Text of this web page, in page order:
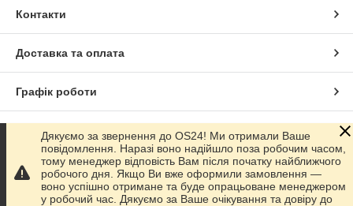
Контакти
Доставка та оплата
Графік роботи
Повна версія сайту
Сайт створено на маркетплейсіProm.ua
Дякуємо за звернення до OS24! Ми отримали Ваше
повідомлення. Наразі воно надійшло поза робочим часом,
тому менеджер відповість Вам після початку найближчого
робочого дня. Якщо Ви вже оформили замовлення —
воно успішно отримане та буде опрацьоване менеджером
у робочий час. Дякуємо за Ваше очікування та довіру до